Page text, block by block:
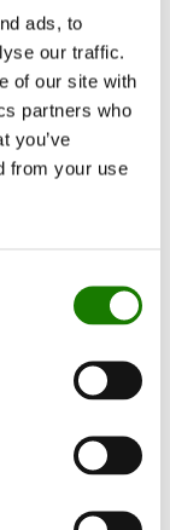
ads, to
our traffic.
of our site with
partners who
you’ve
from your use